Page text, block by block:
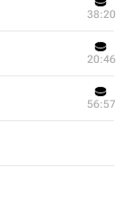
38:20
20:46
56:57